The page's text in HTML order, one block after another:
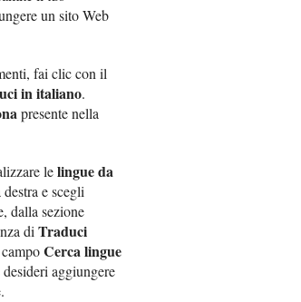
un sito Web
fai clic con il
in italiano.
presente nella
lelingue da
e scegli
dalla sezione
diTraduci
Cerca lingue
aggiungere